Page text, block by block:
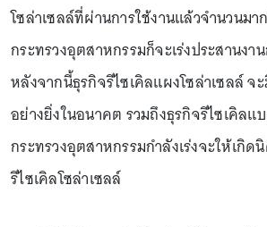
โซล่าเซลล์ที่ผ่านการใช้งานแล้วจำนวนม
กระทรวงอุตสาหกรรมก็จะเร่งประสานง
หลังจากนี้ธุรกิจรีไซเคิลแผงโซล่าเซลล์
อย่างยิ่งในอนาคต รวมถึงธุรกิจรีไซเคิลแ
กระทรวงอุตสาหกรรมกำลังเร่งจะให้เกิ
รีไซเคิลโซล่าเซลล์